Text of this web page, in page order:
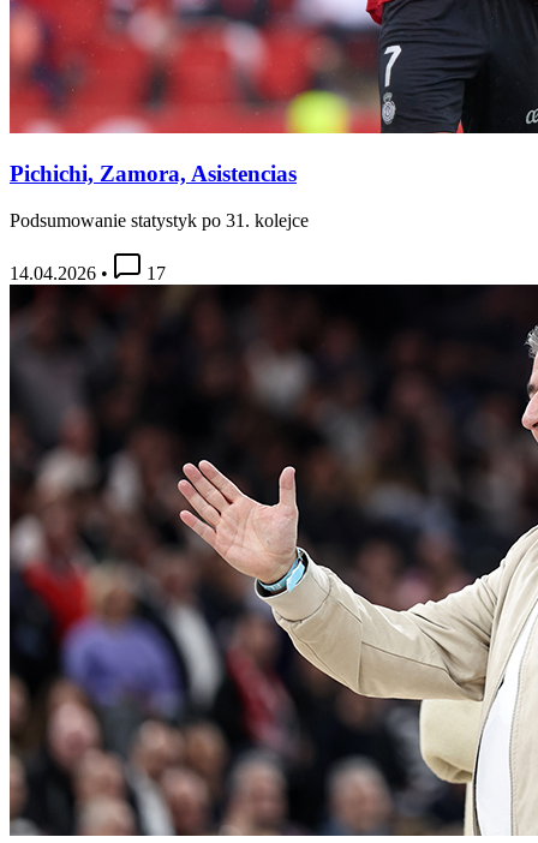
Pichichi, Zamora, Asistencias
Podsumowanie statystyk po 31. kolejce
14.04.2026 • 17